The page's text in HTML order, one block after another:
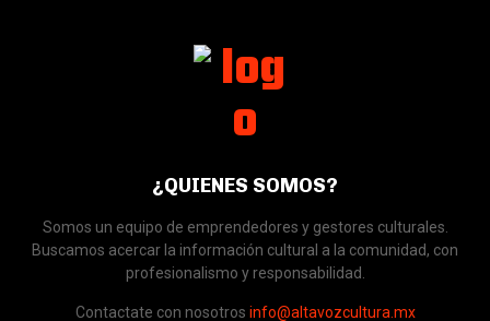
¿QUIENES SOMOS?
Somos un equipo de emprendedores y gestores culturales.
Buscamos acercar la información cultural a la comunidad, con
profesionalismo y responsabilidad.
Contactate con nosotros info@altavozcultura.mx